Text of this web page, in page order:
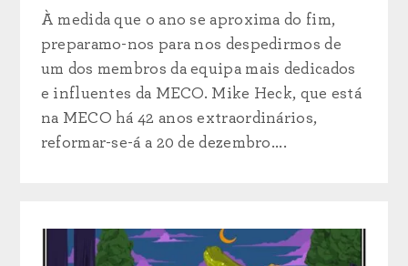
À medida que o ano se aproxima do fim,
preparamo-nos para nos despedirmos de
um dos membros da equipa mais dedicados
e influentes da MECO. Mike Heck, que está
na MECO há 42 anos extraordinários,
reformar-se-á a 20 de dezembro....